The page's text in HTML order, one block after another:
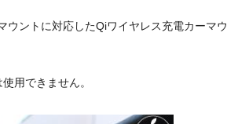
ントに対応したQiワイヤレス充電カーマウ
用できません。